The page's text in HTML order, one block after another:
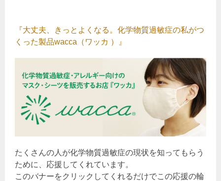
『大丈夫、きっとよくなる。化学物質過敏症の私がつ
くった製品wacca（ワッカ ）』
たくさんの人が化学物質過敏症の現状を知ってもらう
ために、応援してくれています。
このバナーをクリックしてくれるだけでこの応援の輪